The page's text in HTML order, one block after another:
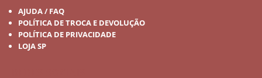
AJUDA / FAQ
POLÍTICA DE TROCA E DEVOLUÇÃO
POLÍTICA DE PRIVACIDADE
LOJA SP